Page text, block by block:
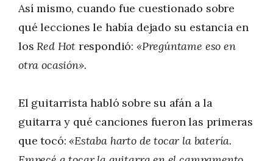
Así mismo, cuando fue cuestionado sobre
qué lecciones le había dejado su estancia en
losRed Hot respondió: «Pregúntame eso en
otra ocasión».
El guitarrista habló sobre su afán a la
guitarra y qué canciones fueron las primeras
que tocó:«Estaba harto de tocar la batería.